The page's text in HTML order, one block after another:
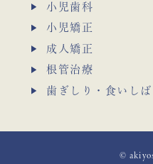
小児歯科
小児矯正
成人矯正
根管治療
歯ぎしり・食いしば
©